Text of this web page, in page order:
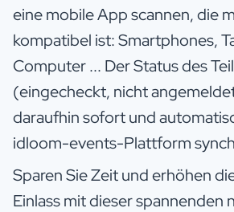
eine mobile App scannen, die
kompatibel ist: Smartphones,
Computer ... Der Status des
(eingecheckt, nicht
daraufhin sofort und
idloom-events-Plattform
Sparen Sie Zeit und erhöhen
Einlass mit dieser spannenden